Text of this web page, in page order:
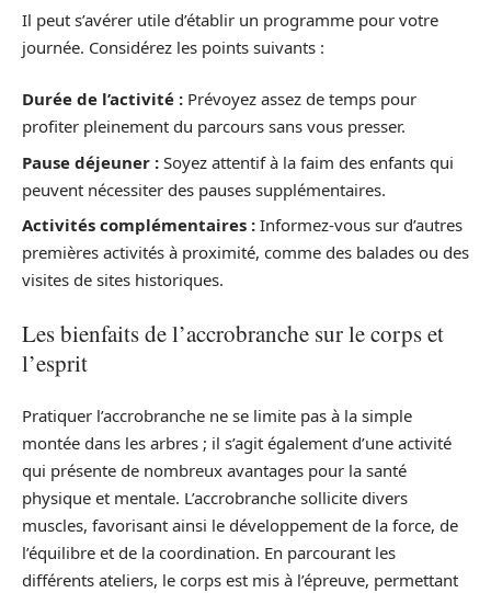
Il peut s’avérer utile d’établir un programme pour votre
journée. Considérez les points suivants :
Durée de l’activité : Prévoyez assez de temps pour
profiter pleinement du parcours sans vous presser.
Pause déjeuner : Soyez attentif à la faim des enfants qui
peuvent nécessiter des pauses supplémentaires.
Activités complémentaires : Informez-vous sur d’autres
premières activités à proximité, comme des balades ou des
visites de sites historiques.
Les bienfaits de l’accrobranche sur le corps et
l’esprit
Pratiquer l’accrobranche ne se limite pas à la simple
montée dans les arbres ; il s’agit également d’une activité
qui présente de nombreux avantages pour la santé
physique et mentale. L’accrobranche sollicite divers
muscles, favorisant ainsi le développement de la force, de
l’équilibre et de la coordination. En parcourant les
différents ateliers, le corps est mis à l’épreuve, permettant